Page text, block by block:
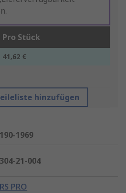
Pro Stück
41,62 €
hinzufügen
190-1969
304-21-004
RS PRO